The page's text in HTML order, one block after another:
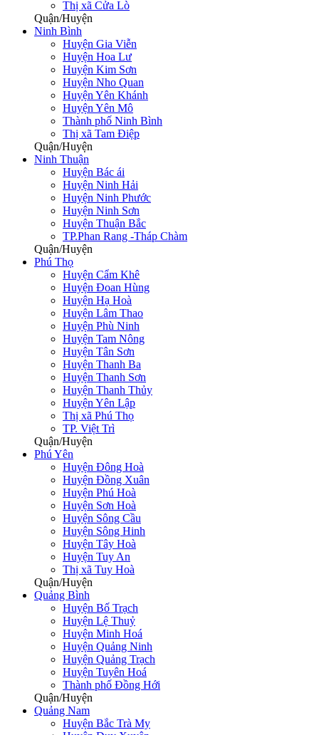
Thị xã Cửa Lò
Quận/Huyện
Ninh Bình
Huyện Gia Viễn
Huyện Hoa Lư
Huyện Kim Sơn
Huyện Nho Quan
Huyện Yên Khánh
Huyện Yên Mô
Thành phố Ninh Bình
Thị xã Tam Điệp
Quận/Huyện
Ninh Thuận
Huyện Bác ái
Huyện Ninh Hải
Huyện Ninh Phước
Huyện Ninh Sơn
Huyện Thuận Bắc
TP.Phan Rang -Tháp Chàm
Quận/Huyện
Phú Thọ
Huyện Cẩm Khê
Huyện Đoan Hùng
Huyện Hạ Hoà
Huyện Lâm Thao
Huyện Phù Ninh
Huyện Tam Nông
Huyện Tân Sơn
Huyện Thanh Ba
Huyện Thanh Sơn
Huyện Thanh Thủy
Huyện Yên Lập
Thị xã Phú Thọ
TP. Việt Trì
Quận/Huyện
Phú Yên
Huyện Đông Hoà
Huyện Đồng Xuân
Huyện Phú Hoà
Huyện Sơn Hoà
Huyện Sông Cầu
Huyện Sông Hinh
Huyện Tây Hoà
Huyện Tuy An
Thị xã Tuy Hoà
Quận/Huyện
Quảng Bình
Huyện Bố Trạch
Huyện Lệ Thuỷ
Huyện Minh Hoá
Huyện Quảng Ninh
Huyện Quảng Trạch
Huyện Tuyên Hoá
Thành phố Đồng Hới
Quận/Huyện
Quảng Nam
Huyện Bắc Trà My